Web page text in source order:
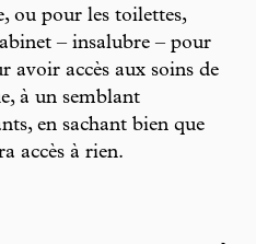
ou pour les toilettes,
– insalubre – pour
avoir accès aux soins de
à un semblant
en sachant bien que
accès à rien.